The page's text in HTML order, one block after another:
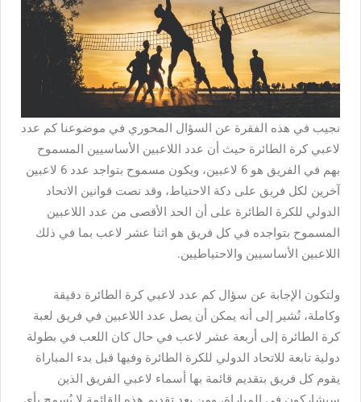
نجيب في هذه الفقرة عن السؤال المحوري في موضوعنا كم عدد
لاعبي كرة الطائرة حيث أن عدد اللاعبين الأساسيين المسموح
بهم في الفريق هو 6 لاعبين، ويكون مسموح بتواجد عدد 6 لاعبين
آخرين لكل فريق على دكة الاحتياط، وقد نصت قوانين الاتحاد
الدولي للكرة الطائرة على أن الحد الأقصى من عدد اللاعبين
المسموح بتواجده في كل فريق هو اثنا عشر لاعب بما في ذلك
اللاعبين الأساسيين والاحتياطيين.
ولتكون الإجابة عن سؤال كم عدد لاعبي كرة الطائرة دقيقة
وكاملة، نُشير إلى أنه يمكن أن يصل عدد اللاعبين في فريق لعبة
كرة الطائرة إلى أربعة عشر لاعب في حال كان اللعب في بطولة
دولية تابعة للاتحاد الدولي للكرة الطائرة وفيها قبل بدء المباراة
يقوم كل فريق بتقديم قائمة بها أسماء لاعبي الفريق الذين